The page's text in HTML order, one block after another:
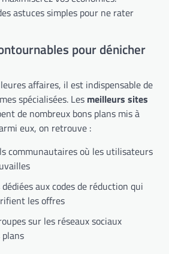
astuces simples pour ne rater
pour dénicher
affaires, il est indispensable de
spécialisées. Les meilleurs sites
de nombreux bons plans mis à
eux, on retrouve :
communautaires où les utilisateurs
aux codes de réduction qui
les offres
sur les réseaux sociaux